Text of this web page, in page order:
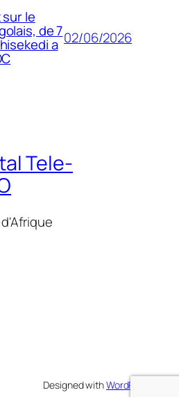
le
de 7
a 02/06/2026
Tele-
Designed withWordPress